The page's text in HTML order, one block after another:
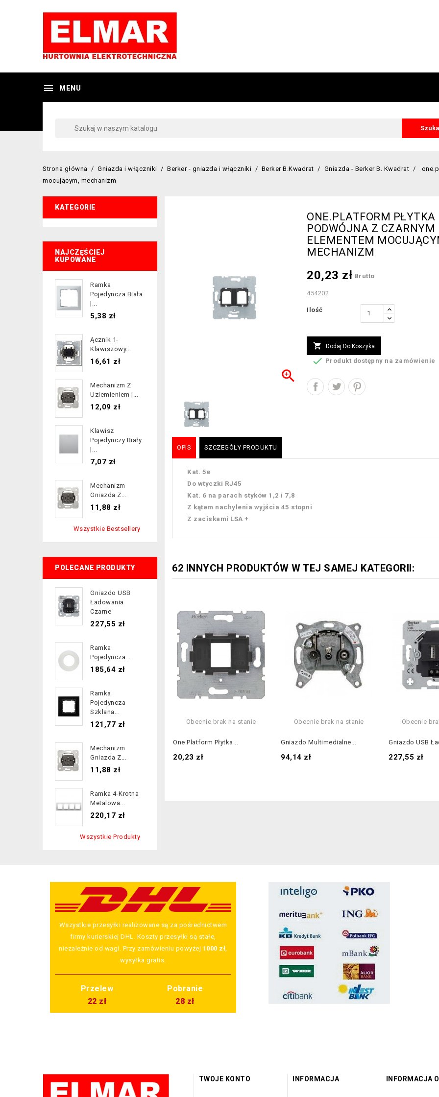
 MENU
Strona główna Gniazda i włączniki Berker - gniazda i włączniki Berker B.Kwadrat Gniazda - Berker B. Kwadrat
mocującym, mechanizm
KATEGORIE
NAJCZĘŚCIEJ
KUPOWANE
Ramka
Pojedyncza Biała
|...
Cena
5,38 zł
Ącznik 1-
Klawiszowy...
Cena
16,61 zł
Mechanizm Z
Uziemieniem |...
Cena
12,09 zł
Klawisz
Pojedynczy Biały
|...
Cena
7,07 zł
Mechanizm
Gniazda Z...
Cena
11,88 zł
Wszystkie Bestsellery
POLECANE PRODUKTY
Gniazdo USB
Ładowania
Czarne
Cena
227,55 zł
Ramka
Pojedyncza...
Cena
185,64 zł
Ramka
Pojedyncza
Szklana...
Cena
121,77 zł
Mechanizm
Gniazda Z...
Cena
11,88 zł
Ramka 4-Krotna
Metalowa...
Cena
220,17 zł
Wszystkie Produkty

ONE.PLATFORM PŁYTKA
PODWÓJNA Z CZARNYM
ELEMENTEM
MECHANIZM
20,23 zł Brutto
454202
Ilość
 Dodaj Do Koszyka
 Produkt dostępny na zamówienie
OPIS SZCZEGÓŁY PRODUKTU
Kat. 5e
Do wtyczki RJ45
Kat. 6 na parach styków 1,2 i 7,8
Z kątem nachylenia wyjścia 45 stopni
Z zaciskami LSA +
62 INNYCH PRODUKTÓW W TEJ SAMEJ KATEGORII:
Obecnie brak na stanie
One.platform Płytka...
Cena
20,23 zł
Obecnie brak na stanie
Gniazdo Multimedialne...
Cena
94,14 zł
Obecnie
Gniazdo USB
Cena
227,55 zł
Wszystkie przesyłki realizowane są za pośrednictwem
firmy kurierskiej DHL. Koszty przesyłki są stałe,
niezależnie od wagi. Przy zamówieniu powyżej 1000 zł,
wysyłka gratis.
Przelew
Pobranie
22 zł
28 zł
TWOJE KONTO INFORMACJA INFORMACJA